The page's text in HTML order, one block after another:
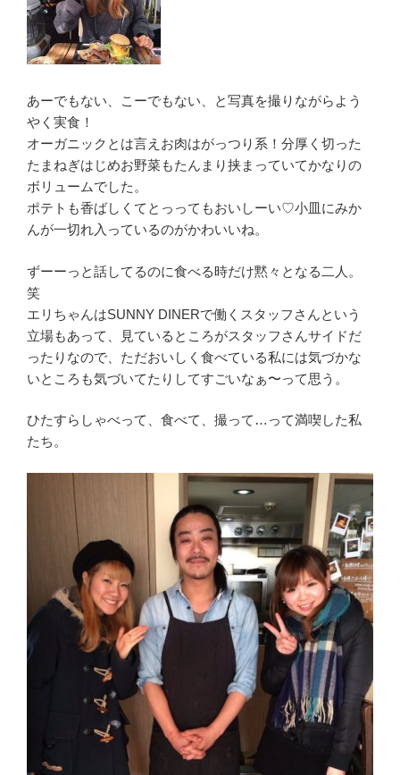
あーでもない、こーでもない、と写真を撮りながらよう
やく実食！
オーガニックとは言えお肉はがっつり系！分厚く切った
たまねぎはじめお野菜もたんまり挟まっていてかなりの
ボリュームでした。
ポテトも香ばしくてとっってもおいしーい♡小皿にみか
んが一切れ入っているのがかわいいね。
ずーーっと話してるのに食べる時だけ黙々となる二人。
笑
エリちゃんはSUNNY DINERで働くスタッフさんという
立場もあって、見ているところがスタッフさんサイドだ
ったりなので、ただおいしく食べている私には気づかな
いところも気づいてたりしてすごいなぁ〜って思う。
ひたすらしゃべって、食べて、撮って…って満喫した私
たち。